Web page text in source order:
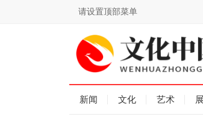
请设置顶部菜单
新闻 文化 艺术